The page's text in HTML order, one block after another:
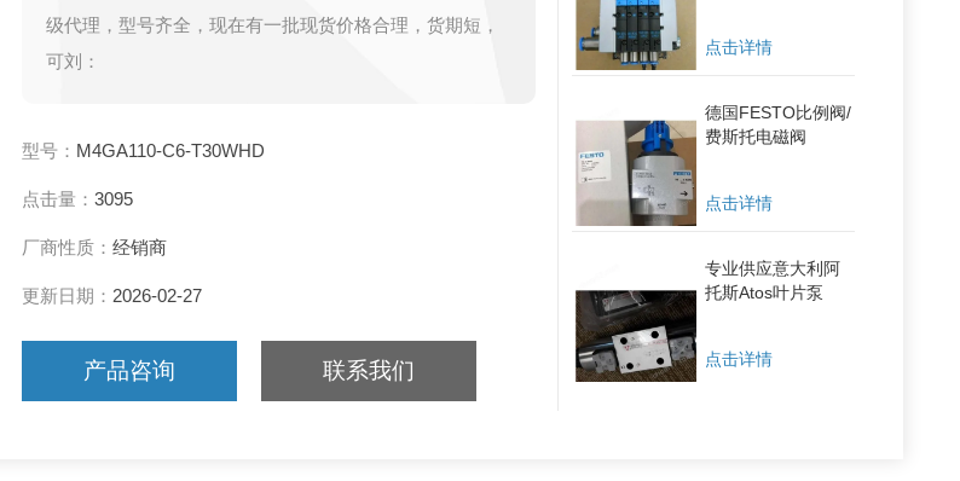
级代理，型号齐全，现在有一批现货价格合理，货期短，
可刘：
型号： M4GA110-C6-T30WHD
点击量： 3095
厂商性质： 经销商
更新日期： 2026-02-27
产品咨询 联系我们
点击详情
德国FESTO比例阀/
费斯托电磁阀
点击详情
专业供应意大利阿
托斯Atos叶片泵
点击详情